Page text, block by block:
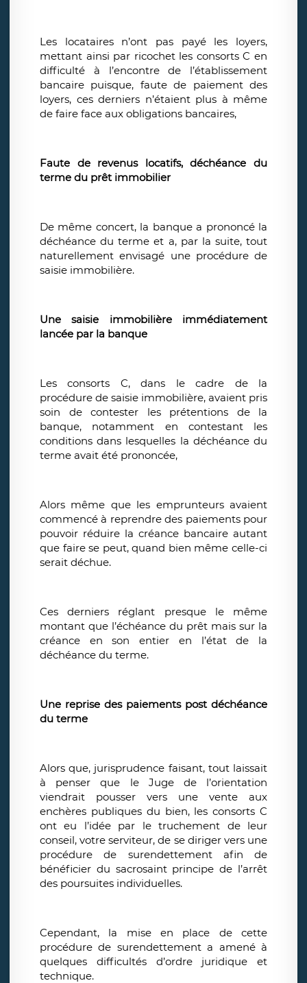
Les locataires n’ont pas payé les loyers,
mettant ainsi par ricochet les consorts C en
difficulté à l’encontre de l’établissement
bancaire puisque, faute de paiement des
loyers, ces derniers n’étaient plus à même
de faire face aux obligations bancaires,
Faute de revenus locatifs, déchéance du
terme du prêt immobilier
De même concert, la banque a prononcé la
déchéance du terme et a, par la suite, tout
naturellement envisagé une procédure de
saisie immobilière.
Une saisie immobilière immédiatement
lancée par la banque
Les consorts C, dans le cadre de la
procédure de saisie immobilière, avaient pris
soin de contester les prétentions de la
banque, notamment en contestant les
conditions dans lesquelles la déchéance du
terme avait été prononcée,
Alors même que les emprunteurs avaient
commencé à reprendre des paiements pour
pouvoir réduire la créance bancaire autant
que faire se peut, quand bien même celle-ci
serait déchue.
Ces derniers réglant presque le même
montant que l’échéance du prêt mais sur la
créance en son entier en l’état de la
déchéance du terme.
Une reprise des paiements post déchéance
du terme
Alors que, jurisprudence faisant, tout laissait
à penser que le Juge de l’orientation
viendrait pousser vers une vente aux
enchères publiques du bien, les consorts C
ont eu l’idée par le truchement de leur
conseil, votre serviteur, de se diriger vers une
procédure de surendettement afin de
bénéficier du sacrosaint principe de l’arrêt
des poursuites individuelles.
Cependant, la mise en place de cette
procédure de surendettement a amené à
quelques difficultés d’ordre juridique et
technique.